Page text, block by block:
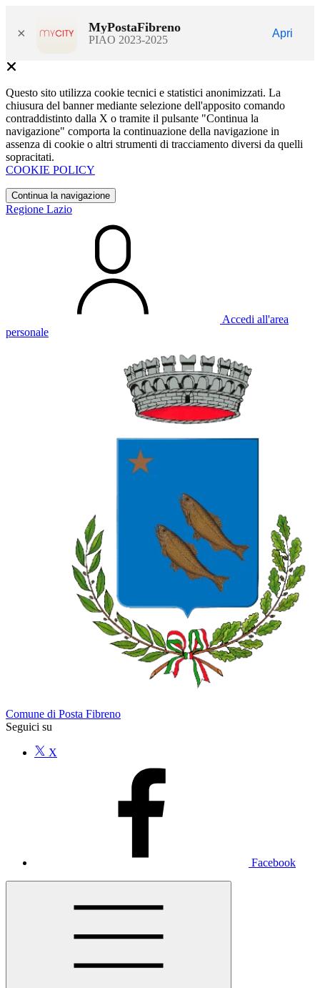
× MyPostaFibreno
PIAO 2023-2025
Apri
Questo sito utilizza cookie tecnici e statistici anonimizzati. La
chiusura del banner mediante selezione dell'apposito comando
contraddistinto dalla X o tramite il pulsante "Continua la
navigazione" comporta la continuazione della navigazione in
assenza di cookie o altri strumenti di tracciamento diversi da quelli
sopracitati.
COOKIE POLICY
Continua la navigazione
Regione Lazio
Accedi all'area
personale
Comune di Posta Fibreno
Seguici su
X
Facebook